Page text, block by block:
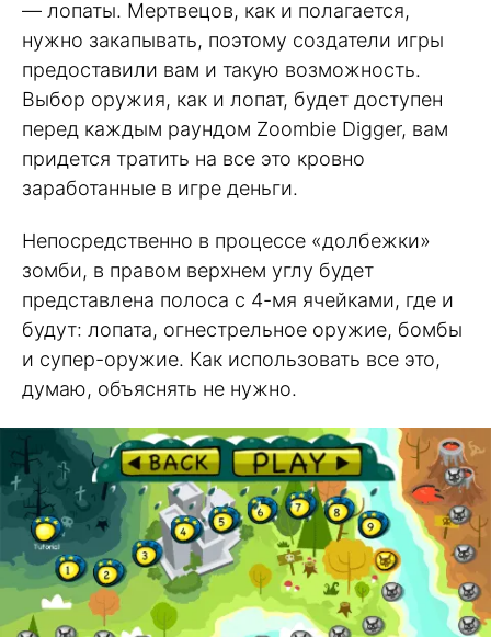
— лопаты. Мертвецов, как и полагается,
нужно закапывать, поэтому создатели игры
предоставили вам и такую возможность.
Выбор оружия, как и лопат, будет доступен
перед каждым раундом Zoombie Digger, вам
придется тратить на все это кровно
заработанные в игре деньги.
Непосредственно в процессе «долбежки»
зомби, в правом верхнем углу будет
представлена полоса с 4-мя ячейками, где и
будут: лопата, огнестрельное оружие, бомбы
и супер-оружие. Как использовать все это,
думаю, объяснять не нужно.